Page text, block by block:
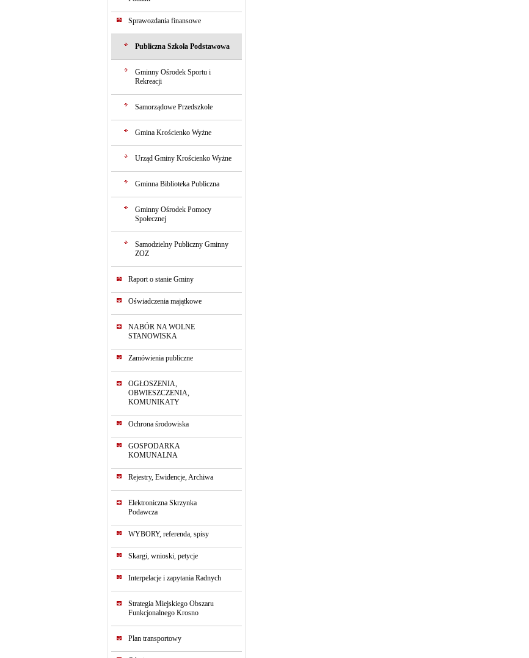
Sprawozdania finansowe
Publiczna Szkoła Podstawowa
Gminny Ośrodek Sportu i
Rekreacji
Samorządowe Przedszkole
Gmina Krościenko Wyżne
Urząd Gminy Krościenko Wyżne
Gminna Biblioteka Publiczna
Gminny Ośrodek Pomocy
Społecznej
Samodzielny Publiczny Gminny
ZOZ
Raport o stanie Gminy
Oświadczenia majątkowe
NABÓR NA WOLNE
STANOWISKA
Zamówienia publiczne
OGŁOSZENIA,
OBWIESZCZENIA,
KOMUNIKATY
Ochrona środowiska
GOSPODARKA
KOMUNALNA
Rejestry, Ewidencje, Archiwa
Elektroniczna Skrzynka
Podawcza
WYBORY, referenda, spisy
Skargi, wnioski, petycje
Interpelacje i zapytania Radnych
Strategia Miejskiego Obszaru
Funkcjonalnego Krosno
Plan transportowy